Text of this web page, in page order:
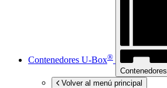
Contenedores U-Box®
Contenedores
Volver al menú principal